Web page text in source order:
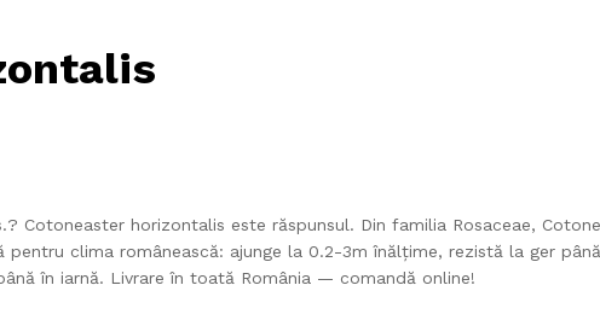
Cotoneaster horizontalis este răspunsul. Din familia Rosaceae,
clima românească: ajunge la 0.2-3m înălțime, rezistă la ger
în iarnă. Livrare în toată România — comandă online!